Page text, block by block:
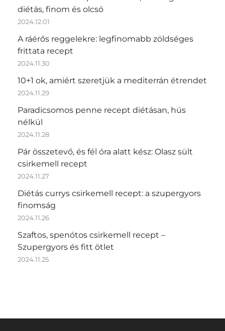
diétás, finom és olcsó
2024.12.01
A ráérős reggelekre: legfinomabb zöldséges
frittata recept
2024.11.30
10+1 ok, amiért szeretjük a mediterrán étrendet
2024.11.29
Paradicsomos penne recept diétásan, hús
nélkül
2024.11.28
Pár összetevő, és fél óra alatt kész: Olasz sült
csirkemell recept
2024.11.27
Diétás currys csirkemell recept: a szupergyors
finomság
2024.11.26
Szaftos, spenótos csirkemell recept –
Szupergyors és fitt ötlet
2024.11.25